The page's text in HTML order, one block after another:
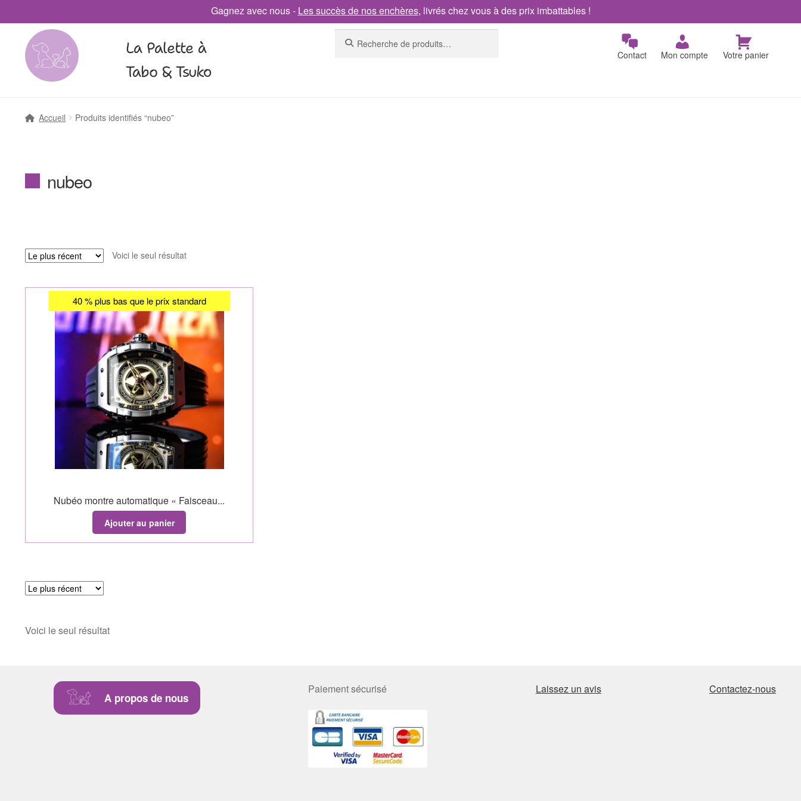
Gagnez avec nous - Les succès de nos enchères, livrés chez vous à des prix imbattables !
La Palette à
Tabo & Tsuko
Contact
Mon compte Votre panier
Accueil Produits identifiés “nubeo”
nubeo
Voici le seul résultat
40 % plus bas que le prix standard
Nubéo montre automatique « Faisceau...
Ajouter au panier
Voici le seul résultat
A propos de nous
Paiement sécurisé Laissez un avis Contactez-nous